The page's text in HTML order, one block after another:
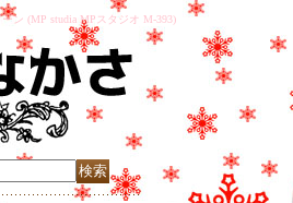
ン (MP studia MPスタジオ M-393)